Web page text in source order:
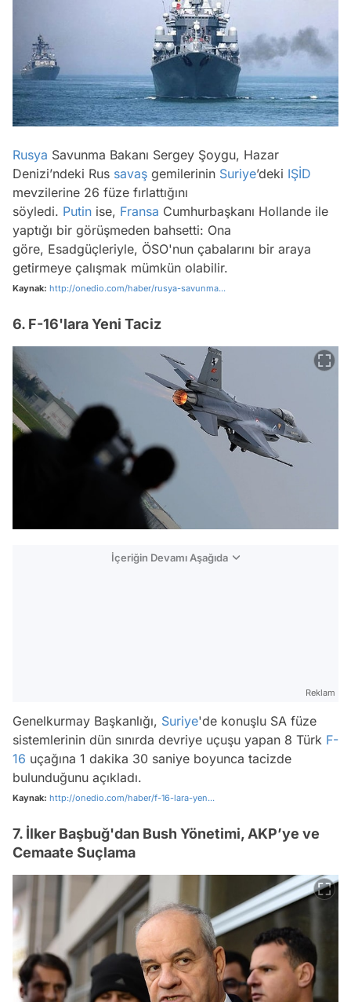
Rusya Savunma Bakanı Sergey Şoygu, Hazar
Denizi’ndeki Rus savaş gemilerinin Suriye’deki IŞİD
mevzilerine 26 füze fırlattığını
söyledi. Putin ise, Fransa Cumhurbaşkanı Hollande ile
yaptığı bir görüşmeden bahsetti: Ona
göre, Esadgüçleriyle, ÖSO'nun çabalarını bir araya
getirmeye çalışmak mümkün olabilir.
Kaynak: http://onedio.com/haber/rusya-savunma...
6. F-16'lara Yeni Taciz
İçeriğin Devamı Aşağıda
Reklam
Genelkurmay Başkanlığı, Suriye'de konuşlu SA füze
sistemlerinin dün sınırda devriye uçuşu yapan 8 Türk F-
16 uçağına 1 dakika 30 saniye boyunca tacizde
bulunduğunu açıkladı.
Kaynak: http://onedio.com/haber/f-16-lara-yen...
7. İlker Başbuğ'dan Bush Yönetimi, AKP’ye ve
Cemaate Suçlama